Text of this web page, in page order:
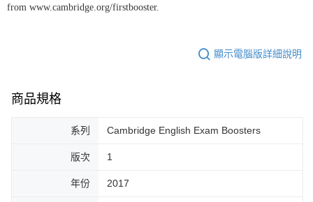
from www.cambridge.org/firstbooster.
顯示電腦版詳細說明
商品規格
系列 Cambridge English Exam Boosters
版次 1
年份 2017